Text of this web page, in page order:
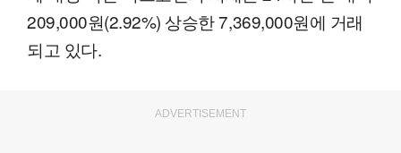
209,000원(2.92%) 상승한 7,369,000원에 거래
되고 있다.
ADVERTISEMENT